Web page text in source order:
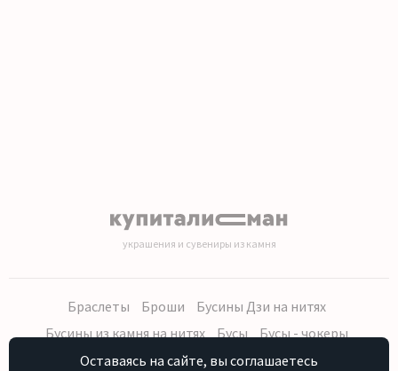
украшения и сувениры из камня
Браслеты Броши
Бусины Дзи на нитях
Бусины из камня на нитях
Бусы
Бусы - чокеры
Кольца, серьги
Кулоны Наборы (бусы, браслет, серьги)
Оставаясь на сайте, вы соглашаетесь